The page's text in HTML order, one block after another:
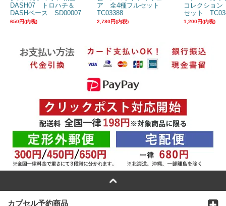
DASH07 トロハチ＆
DASHベース SD00007
650円(内税)
ア 全4種フルセット
TC03388
2,780円(内税)
コレクショ
セット
1,200円(内税)
カプセル予約商品